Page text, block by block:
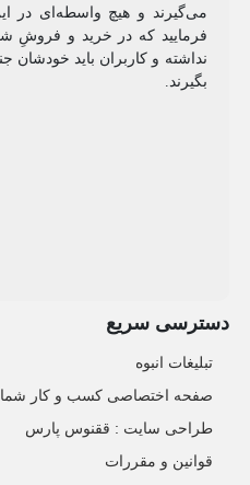
می‌گیرند و هیچ واسطه‌ای در
فرمایید که در خرید و فروشِ
نداشته و کاربران باید خودشان
بگیرند.
دسترسی سریع
تبلیغات انبوه
صفحه اختصاصی کسب و کار شما
طراحی سایت :‌ ققنوس پارس
قوانین و مقررات